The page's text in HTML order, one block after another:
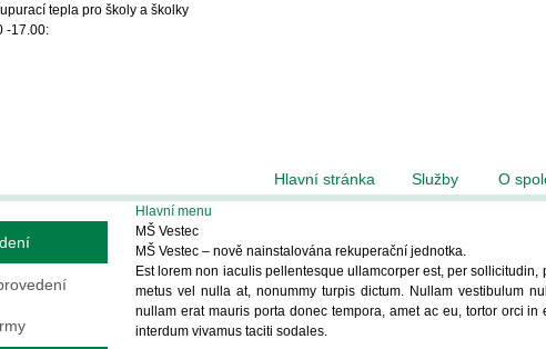
tepla pro školy a školky
-17.00:
Hlavní stránka Služby O
Hlavní menu
MŠ Vestec
MŠ Vestec – nově nainstalována rekuperační jednotka.
Est lorem non iaculis pellentesque ullamcorper est, per
metus vel nulla at, nonummy turpis dictum. Nullam vestibulum
nullam erat mauris porta donec tempora, amet ac eu, tortor orci
interdum vivamus taciti sodales.